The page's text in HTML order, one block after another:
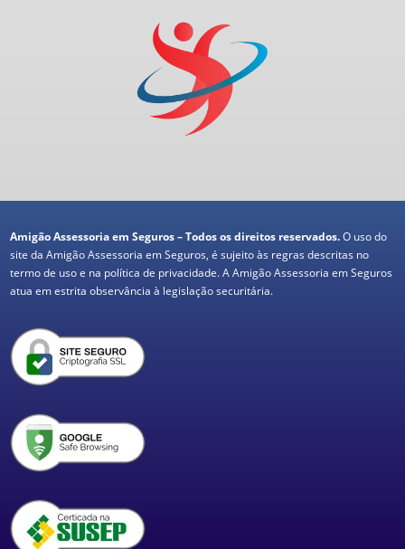
Amigão Assessoria em Seguros – Todos os direitos reservados.O uso do
site da Amigão Assessoria em Seguros, é sujeito às regras descritas no
termo de uso e na política de privacidade. A Amigão Assessoria em Seguros
atua em estrita observância à legislação securitária.